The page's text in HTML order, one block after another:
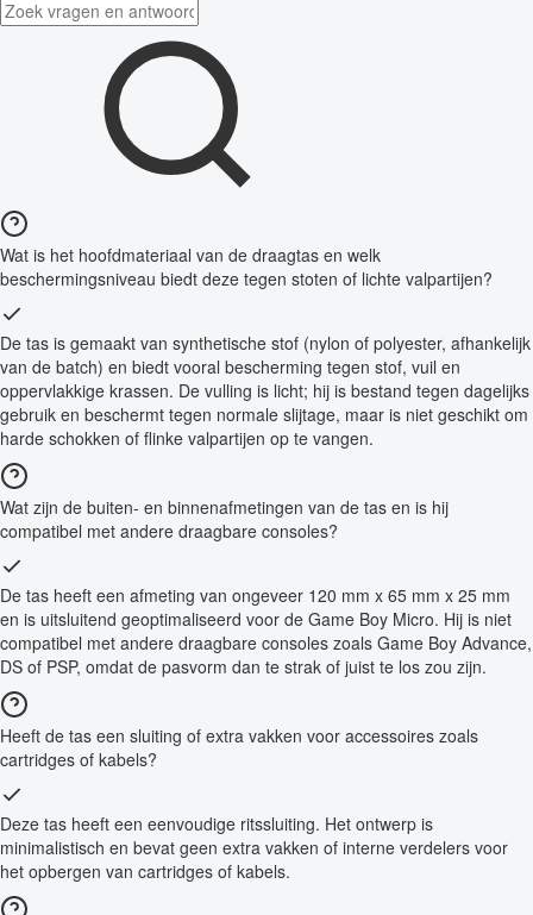
Wat is het hoofdmateriaal van de draagtas en welk
beschermingsniveau biedt deze tegen stoten of lichte valpartijen?
De tas is gemaakt van synthetische stof (nylon of polyester, afhankelijk
van de batch) en biedt vooral bescherming tegen stof, vuil en
oppervlakkige krassen. De vulling is licht; hij is bestand tegen dagelijks
gebruik en beschermt tegen normale slijtage, maar is niet geschikt om
harde schokken of flinke valpartijen op te vangen.
Wat zijn de buiten- en binnenafmetingen van de tas en is hij
compatibel met andere draagbare consoles?
De tas heeft een afmeting van ongeveer 120 mm x 65 mm x 25 mm
en is uitsluitend geoptimaliseerd voor de Game Boy Micro. Hij is niet
compatibel met andere draagbare consoles zoals Game Boy Advance,
DS of PSP, omdat de pasvorm dan te strak of juist te los zou zijn.
Heeft de tas een sluiting of extra vakken voor accessoires zoals
cartridges of kabels?
Deze tas heeft een eenvoudige ritssluiting. Het ontwerp is
minimalistisch en bevat geen extra vakken of interne verdelers voor
het opbergen van cartridges of kabels.